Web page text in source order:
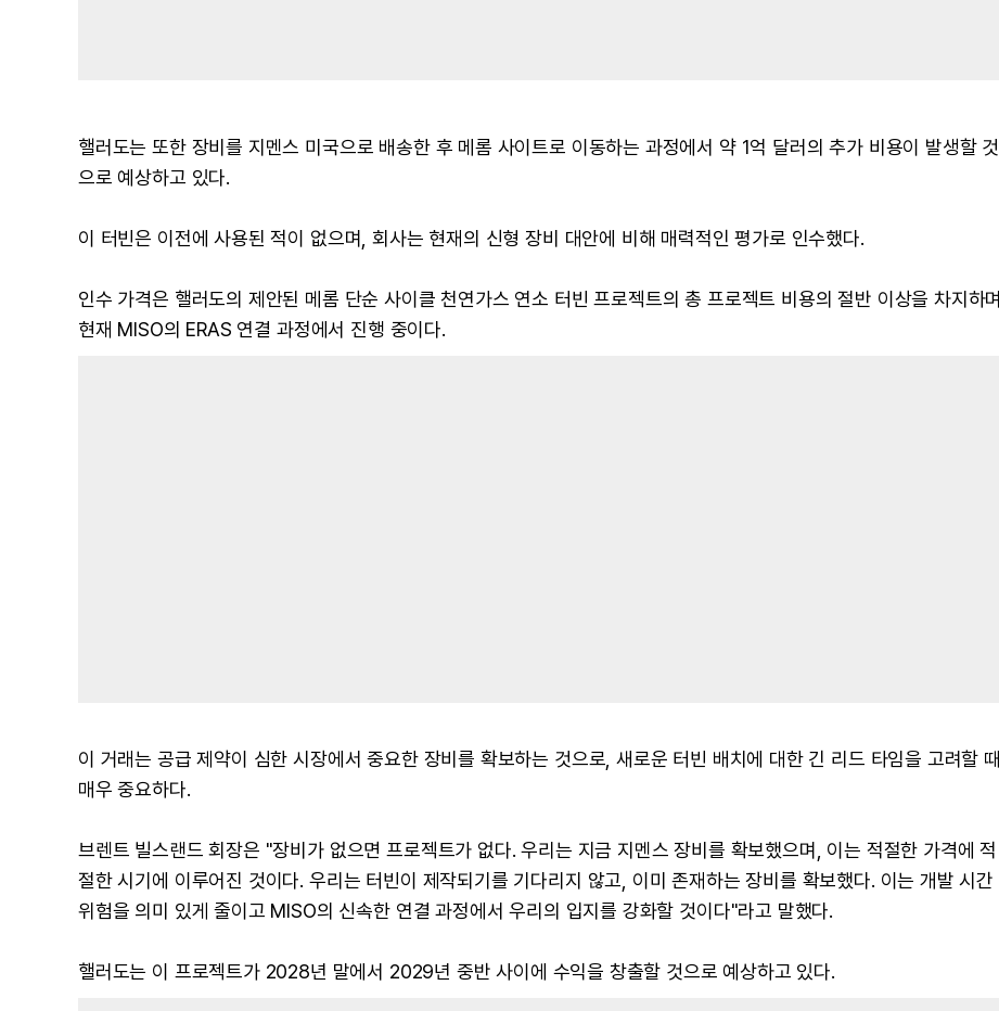
핼러도는 또한 장비를 지멘스 미국으로 배송한 후 메롬 사이트로 이동하는 과정에서 약 1억 달러의 추가 비용이 발생할 것
으로 예상하고 있다.
이 터빈은 이전에 사용된 적이 없으며, 회사는 현재의 신형 장비 대안에 비해 매력적인 평가로 인수했다.
인수 가격은 핼러도의 제안된 메롬 단순 사이클 천연가스 연소 터빈 프로젝트의 총 프로젝트 비용의 절반 이상을 차지하며,
현재 MISO의 ERAS 연결 과정에서 진행 중이다.
이 거래는 공급 제약이 심한 시장에서 중요한 장비를 확보하는 것으로, 새로운 터빈 배치에 대한 긴 리드 타임을 고려할 때
매우 중요하다.
브렌트 빌스랜드 회장은 "장비가 없으면 프로젝트가 없다. 우리는 지금 지멘스 장비를 확보했으며, 이는 적절한 가격에 적
절한 시기에 이루어진 것이다. 우리는 터빈이 제작되기를 기다리지 않고, 이미 존재하는 장비를 확보했다. 이는 개발 시간
위험을 의미 있게 줄이고 MISO의 신속한 연결 과정에서 우리의 입지를 강화할 것이다"라고 말했다.
핼러도는 이 프로젝트가 2028년 말에서 2029년 중반 사이에 수익을 창출할 것으로 예상하고 있다.